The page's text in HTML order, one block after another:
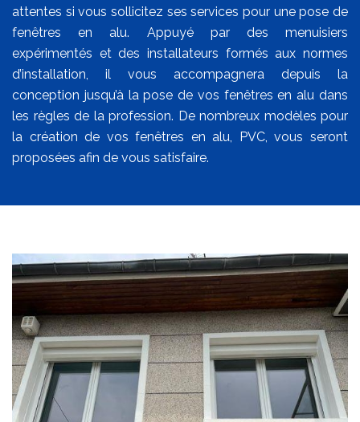
attentes si vous sollicitez ses services pour une pose de
fenêtres en alu. Appuyé par des menuisiers
expérimentés et des installateurs formés aux normes
d’installation, il vous accompagnera depuis la
conception jusqu’à la pose de vos fenêtres en alu dans
les règles de la profession. De nombreux modèles pour
la création de vos fenêtres en alu, PVC, vous seront
proposées afin de vous satisfaire.